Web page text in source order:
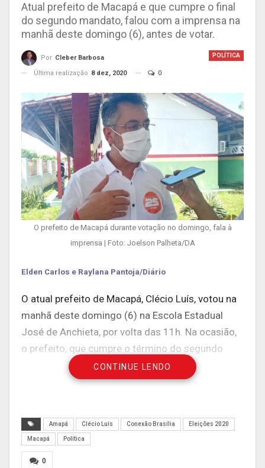
Atual prefeito de Macapá e que cumpre o final
do segundo mandato, falou com a imprensa na
manhã deste domingo (6), antes de votar.
POLÍTICA
Por Cleber Barbosa
Última realização 8 dez, 2020 0
O prefeito de Macapá durante votação no domingo, fala à
imprensa | Foto: Joelson Palheta/DA
Elden Carlos e Raylana Pantoja/Diário
O atual prefeito de Macapá, Clécio Luís, votou na
manhã deste domingo (6) na Escola Estadual
José de Anchieta, por volta das 11h. Na ocasião,
o prefeito, que cumpre o término do segundo
mandato, falou sobre o atual momento político
que a capital vive.
próximo gestor. É uma eleição completamente
atípica, em Macapá as eleições sempre são
acirradas, a política é muito forte aqui, mas essa
CONTINUE LENDO
Amapá Clécio Luís Conexão Brasília Eleições 2020
Macapá Política
0